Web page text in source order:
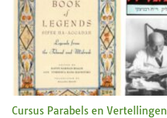
Cursus Parabels en Vertellingen